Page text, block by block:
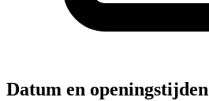
Datum en openingstijden